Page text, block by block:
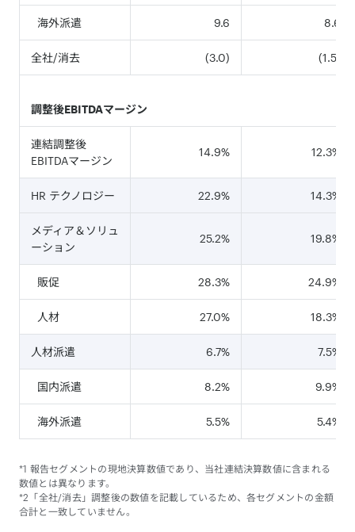
海外派遣 9.6 8.6
全社/消去 (3.0) (1.5)
調整後EBITDAマージン
連結調整後
EBITDAマージン
14.9% 12.3%
HR テクノロジー 22.9% 14.3%
メディア＆ソリュ
ーション
25.2% 19.8%
販促 28.3% 24.9%
人材 27.0% 18.3%
人材派遣 6.7% 7.5%
国内派遣 8.2% 9.9%
海外派遣 5.5% 5.4%
*1 報告セグメントの現地決算数値であり、当社連結決算数値に含まれる
数値とは異なります。
*2「全社/消去」調整後の数値を記載しているため、各セグメントの金額
合計と一致していません。